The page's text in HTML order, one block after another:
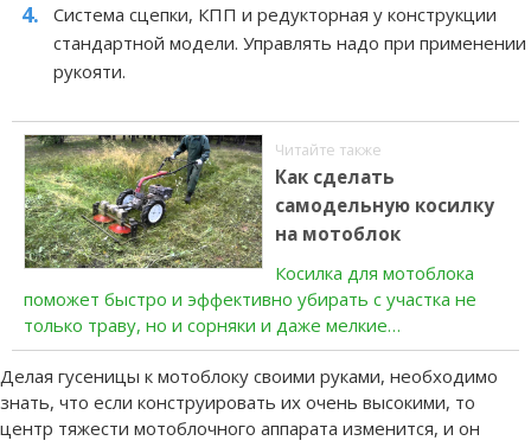
Система сцепки, КПП и редукторная у конструкции
стандартной модели. Управлять надо при применении
рукояти.
Читайте также
Как сделать
самодельную косилку
на мотоблок
Косилка для мотоблока
поможет быстро и эффективно убирать с участка не
только траву, но и сорняки и даже мелкие…
Делая гусеницы к мотоблоку своими руками, необходимо
знать, что если конструировать их очень высокими, то
центр тяжести мотоблочного аппарата изменится, и он